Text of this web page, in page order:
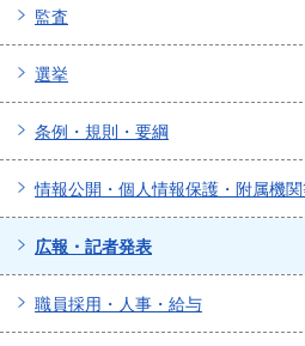
監査
選挙
条例・規則・要綱
情報公開・個人情報保護・附属機
広報・記者発表
職員採用・人事・給与